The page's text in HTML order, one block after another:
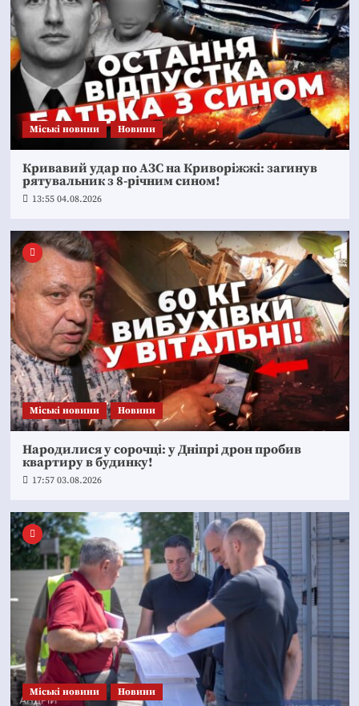
Mіські новини Новини
Кривавий удар по АЗС на Криворіжжі: загинув
рятувальник з 8-річним сином!
13:55 04.08.2026
Mіські новини Новини
Народилися у сорочці: у Дніпрі дрон пробив
квартиру в будинку!
17:57 03.08.2026
Mіські новини Новини